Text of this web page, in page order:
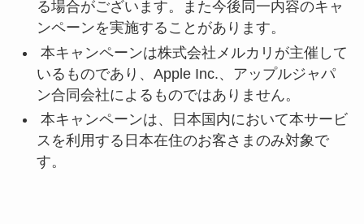
る場合がございます。また今後同一内容のキャ
ンペーンを実施することがあります。
本キャンペーンは株式会社メルカリが主催して
いるものであり、Apple Inc.、アップルジャパ
ン合同会社によるものではありません。
本キャンペーンは、日本国内において本サービ
スを利用する日本在住のお客さまのみ対象で
す。